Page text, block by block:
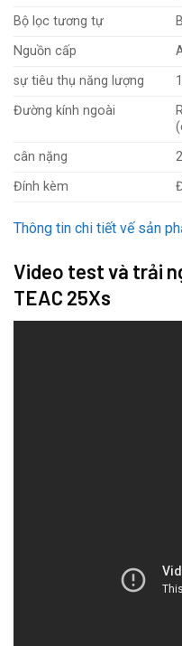
Bộ lọc tương tự
Nguồn cấp
sự tiêu thụ năng lượng
Đường kính ngoài
cân nặng
Đính kèm
Thông tin chi tiết vế sản
Video test và trải
TEAC 25Xs